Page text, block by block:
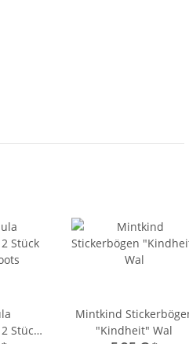
Stück
Mintkind
"Kindheit" Wal